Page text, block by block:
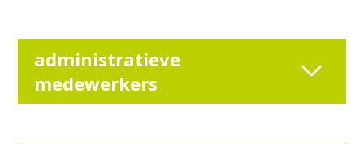
administratieve
medewerkers